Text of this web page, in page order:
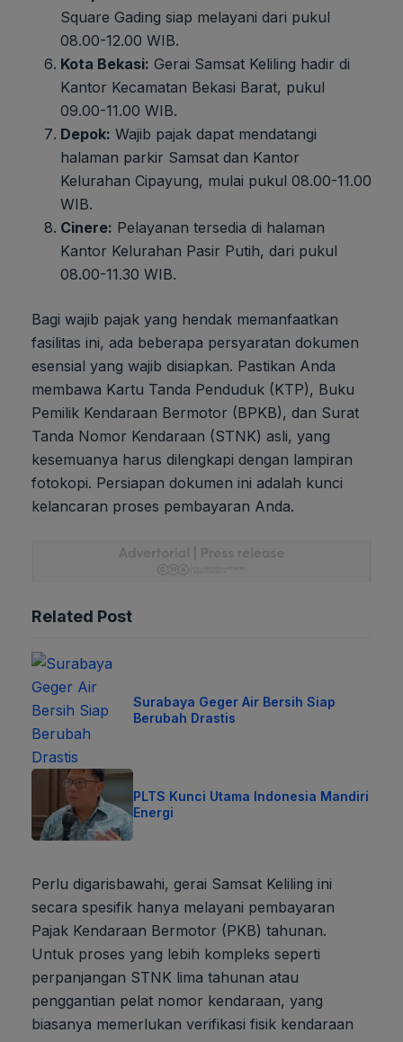
Square Gading siap melayani dari pukul
08.00-12.00 WIB.
Kota Bekasi: Gerai Samsat Keliling hadir di
Kantor Kecamatan Bekasi Barat, pukul
09.00-11.00 WIB.
Depok: Wajib pajak dapat mendatangi
halaman parkir Samsat dan Kantor
Kelurahan Cipayung, mulai pukul 08.00-11.00
WIB.
Cinere: Pelayanan tersedia di halaman
Kantor Kelurahan Pasir Putih, dari pukul
08.00-11.30 WIB.
Bagi wajib pajak yang hendak memanfaatkan
fasilitas ini, ada beberapa persyaratan dokumen
esensial yang wajib disiapkan. Pastikan Anda
membawa Kartu Tanda Penduduk (KTP), Buku
Pemilik Kendaraan Bermotor (BPKB), dan Surat
Tanda Nomor Kendaraan (STNK) asli, yang
kesemuanya harus dilengkapi dengan lampiran
fotokopi. Persiapan dokumen ini adalah kunci
kelancaran proses pembayaran Anda.
Related Post
Surabaya Geger Air Bersih Siap
Berubah Drastis
PLTS Kunci Utama Indonesia Mandiri
Energi
Perlu digarisbawahi, gerai Samsat Keliling ini
secara spesifik hanya melayani pembayaran
Pajak Kendaraan Bermotor (PKB) tahunan.
Untuk proses yang lebih kompleks seperti
perpanjangan STNK lima tahunan atau
penggantian pelat nomor kendaraan, yang
biasanya memerlukan verifikasi fisik kendaraan